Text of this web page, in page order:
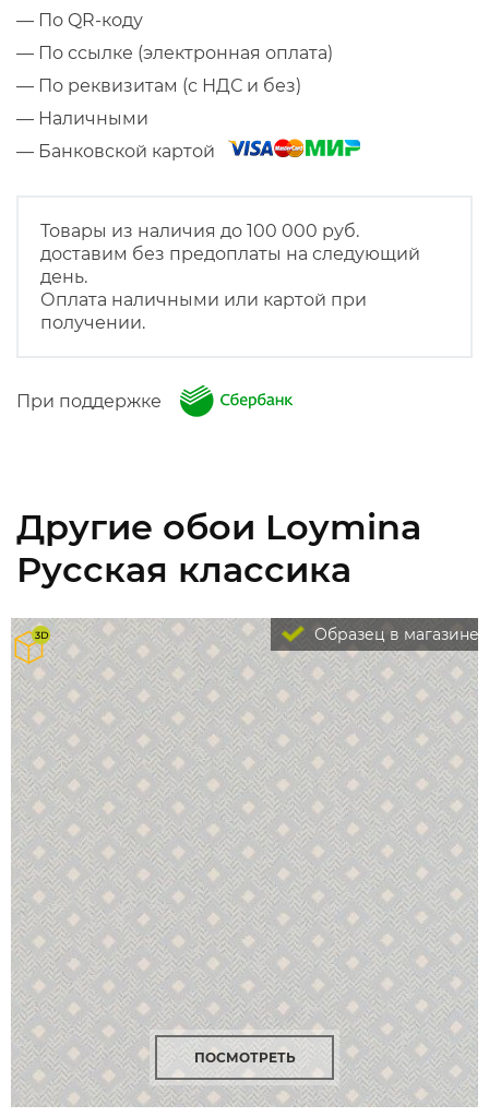
— По QR-коду
— По ссылке (электронная оплата)
— По реквизитам (с НДС и без)
— Наличными
— Банковской картой
Товары из наличия до 100 000 руб.
доставим без предоплаты на следующий
день.
Оплата наличными или картой при
получении.
При поддержке
Другие обои Loymina
Русская классика
Образец в магазине
ПОСМОТРЕТЬ